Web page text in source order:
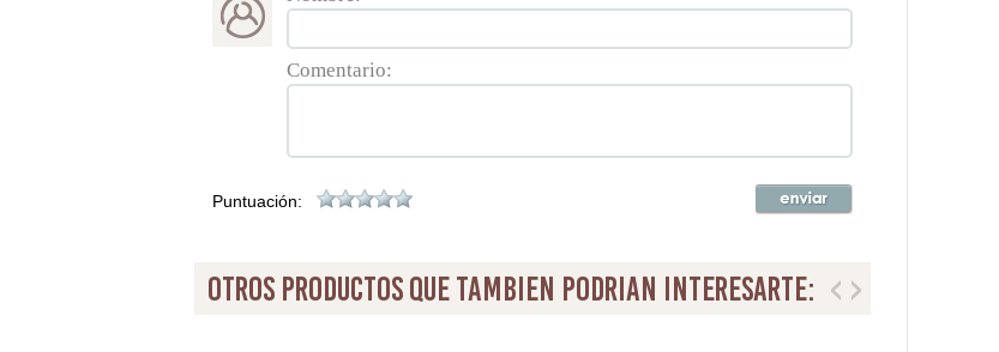
Comentario:
Puntuación:
otros productos que tambien podrian interesarte: